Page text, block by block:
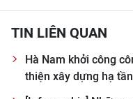
TIN LIÊN QUAN
Hà Nam khởi công
thiện xây dựng hạ